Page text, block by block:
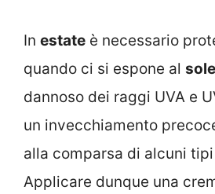
In estate è necessario
quando ci si espone al
dannoso dei raggi UVA e
un invecchiamento
alla comparsa di alcuni
Applicare dunque una